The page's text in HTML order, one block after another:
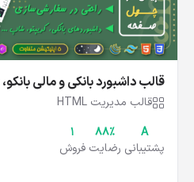
قالب داشبورد بانکی و مالی بانکو، BankCo
قالب مدیریت HTML
A
پشتیبانی
۸۸%
رضایت
1
فروش